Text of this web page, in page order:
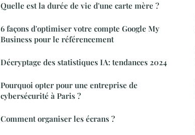
Quelle est la durée de vie d'une carte mère ?
6 façons d'optimiser votre compte Google My
Business pour le référencement
Décryptage des statistiques IA: tendances 2024
Pourquoi opter pour une entreprise de
cybersécurité à Paris ?
Comment organiser les écrans ?